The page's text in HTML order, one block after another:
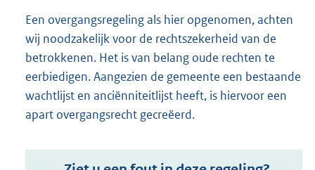
Een overgangsregeling als hier opgenomen, achten
wij noodzakelijk voor de rechtszekerheid van de
betrokkenen. Het is van belang oude rechten te
eerbiedigen. Aangezien de gemeente een bestaande
wachtlijst en anciënniteitlijst heeft, is hiervoor een
apart overgangsrecht gecreëerd.